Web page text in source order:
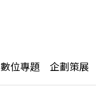
數位專題 企劃策展